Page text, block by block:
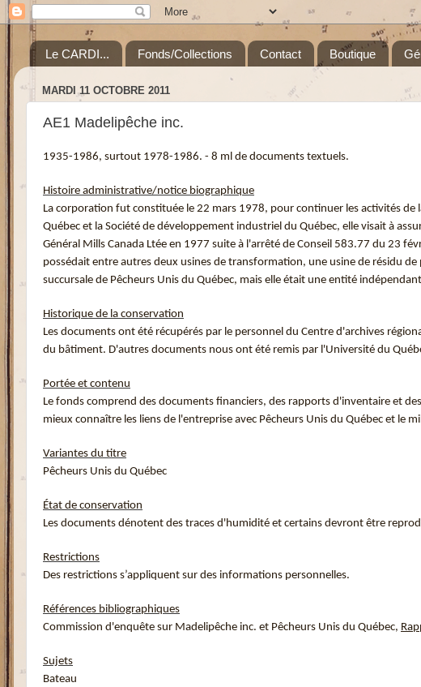
Le CARDI... Fonds/Collections Contact Boutique
MARDI 11 OCTOBRE 2011
AE1 Madelipêche inc.
1935-1986, surtout 1978-1986. - 8 ml de documents textuels.
Histoire administrative/notice biographique
La corporation fut constituée le 22 mars 1978, pour continuer les activités
Québec et la Société de développement industriel du Québec, elle visait à
Général Mills Canada Ltée en 1977 suite à l'arrêté de Conseil 583.77 du 23
possédait entre autres deux usines de transformation, une usine de résidu
succursale de Pêcheurs Unis du Québec, mais elle était une entité
Historique de la conservation
Les documents ont été récupérés par le personnel du Centre d'archives
du bâtiment. D'autres documents nous ont été remis par l'Université du
Portée et contenu
Le fonds comprend des documents financiers, des rapports d'inventaire et
mieux connaître les liens de l'entreprise avec Pêcheurs Unis du Québec et le
Variantes du titre
Pêcheurs Unis du Québec
État de conservation
Les documents dénotent des traces d'humidité et certains devront être
Restrictions
Des restrictions s’appliquent sur des informations personnelles.
Références bibliographiques
Commission d'enquête sur Madelipêche inc. et Pêcheurs Unis du Québec,
Sujets
Bateau